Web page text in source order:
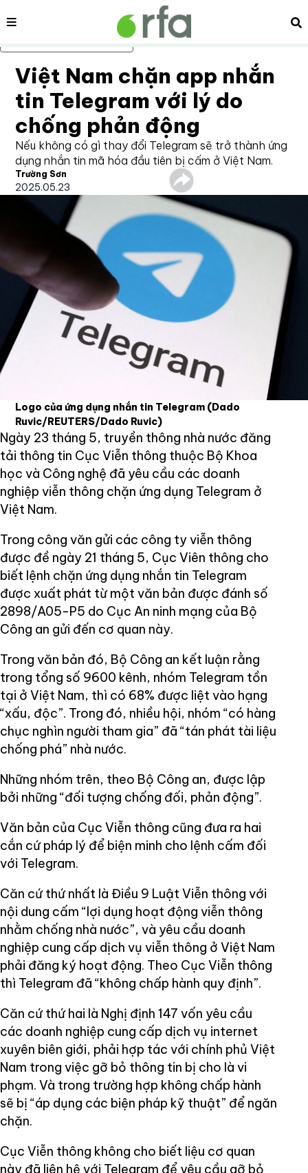
Bỏ qua nội dung chính
Nội dung
Việt Nam chặn app nhắn
tin Telegram với lý do
chống phản động
Nếu không có gì thay đổi Telegram sẽ trở thành ứng
dụng nhắn tin mã hóa đầu tiên bị cấm ở Việt Nam.
Trường Sơn
2025.05.23
Logo của ứng dụng nhắn tin Telegram (Dado
Ruvic/REUTERS/Dado Ruvic)
Ngày 23 tháng 5, truyền thông nhà nước đăng
tải thông tin Cục Viễn thông thuộc Bộ Khoa
học và Công nghệ đã yêu cầu các doanh
nghiệp viễn thông chặn ứng dụng Telegram ở
Việt Nam.
Trong công văn gửi các công ty viễn thông
được đề ngày 21 tháng 5, Cục Viên thông cho
biết lệnh chặn ứng dụng nhắn tin Telegram
được xuất phát từ một văn bản được đánh số
2898/A05-P5 do Cục An ninh mạng của Bộ
Công an gửi đến cơ quan này.
Trong văn bản đó, Bộ Công an kết luận rằng
trong tổng số 9600 kênh, nhóm Telegram tồn
tại ở Việt Nam, thì có 68% được liệt vào hạng
“xấu, độc”. Trong đó, nhiều hội, nhóm “có hàng
chục nghìn người tham gia” đã “tán phát tài liệu
chống phá” nhà nước.
Những nhóm trên, theo Bộ Công an, được lập
bởi những “đối tượng chống đối, phản động”.
Văn bản của Cục Viễn thông cũng đưa ra hai
cắn cứ pháp lý để biện minh cho lệnh cấm đối
với Telegram.
Căn cứ thứ nhất là Điều 9 Luật Viễn thông với
nội dung cấm “lợi dụng hoạt động viễn thông
nhằm chống nhà nước”, và yêu cầu doanh
nghiệp cung cấp dịch vụ viễn thông ở Việt Nam
phải đăng ký hoạt động. Theo Cục Viễn thông
thì Telegram đã “không chấp hành quy định”.
Căn cứ thứ hai là Nghị định 147 vốn yêu cầu
các doanh nghiệp cung cấp dịch vụ internet
xuyên biên giới, phải hợp tác với chính phủ Việt
Nam trong việc gỡ bỏ thông tin bị cho là vi
phạm. Và trong trường hợp không chấp hành
sẽ bị “áp dụng các biện pháp kỹ thuật” để ngăn
chặn.
Cục Viễn thông không cho biết liệu cơ quan
này đã liên hệ với Telegram để yêu cầu gỡ bỏ